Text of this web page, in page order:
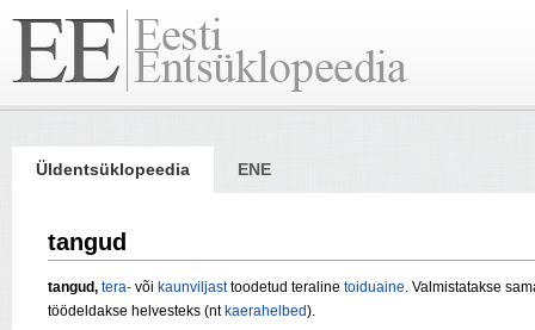
Üldentsüklopeedia ENE
tangud
tangud, tera- või kaunviljasttoodetud teraline toiduaine. Valmistatakse
töödeldakse helvesteks (nt kaerahelbed).